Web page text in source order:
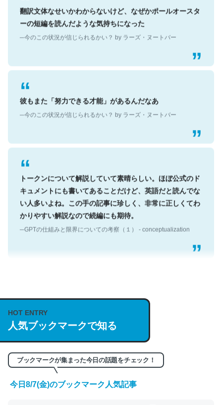
翻訳文体なせいかわからないけど、なぜかポールオースタ
ーの短編を読んだような気持ちになった
彼もまた「努力できる才能」があるんだなあ
トークンについて解説していて素晴らしい。ほぼ公式のド
キュメントにも書いてあることだけど、英語だと読んでな
い人多いよね。この手の記事に珍しく、非常に正しくてわ
かりやすい解説なので続編にも期待。
説してる記事が少ないので貴重な良記事。/続編来た
https://isobe324649.hatenablog.com/entry/2023/03/27
/064121
─GPTの仕組みと限界についての考察（１） - conceptualization
HOT ENTRY
人気ブックマークで知る
ブックマークが集まった今日の話題をチェック！
今日8/7(金)のブックマーク人気記事